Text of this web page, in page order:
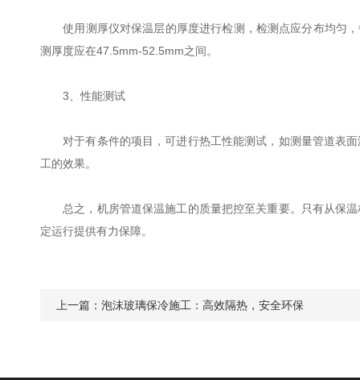
使用测厚仪对保温层的厚度进行检测，检测点应分布均匀，
测厚度应在47.5mm-52.5mm之间。
3、性能测试
对于有条件的项目，可进行热工性能测试，如测量管道表面
工的效果。
总之，机房管道保温施工的质量把控至关重要。只有从保温
定运行提供有力保障。
上一篇： 泡沫玻璃保冷施工：高效隔热，安全环保